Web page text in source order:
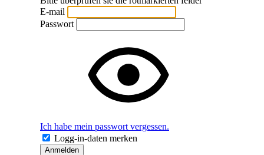
E-mail
Passwort
Ich habe mein passwort vergessen.
Logg-in-daten merken
Anmelden